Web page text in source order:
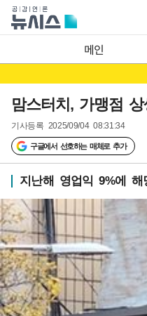
메인
맘스터치, 가맹점
기사등록 2025/09/04 08:31:34
구글에서 선호하는 매체로 추가
지난해 영업익 9%에